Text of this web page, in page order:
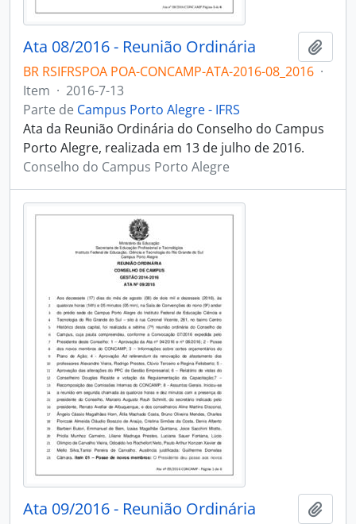
Ata 08/2016 - Reunião Ordinária
BR RSIFRSPOA POA-CONCAMP-ATA-2016-08_2016 ·
Item · 2016-7-13
Parte de Campus Porto Alegre - IFRS
Ata da Reunião Ordinária do Conselho do Campus
Porto Alegre, realizada em 13 de julho de 2016.
Conselho do Campus Porto Alegre
Ata 09/2016 - Reunião Ordinária